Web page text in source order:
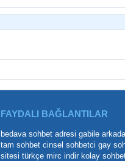
FAYDALI BAĞLANTILAR
bedava sohbet adresi gabile
tam sohbet cinsel sohbetci gay
sitesi türkçe mirc indir kolay